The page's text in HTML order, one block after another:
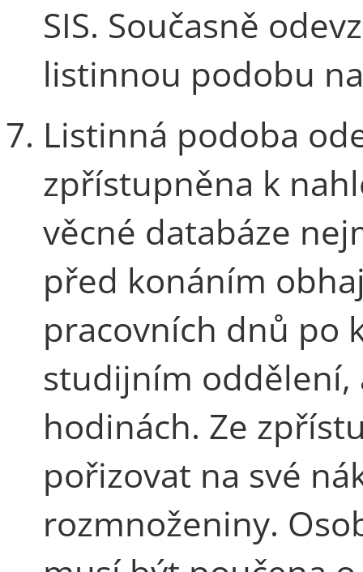
SIS. Současně
listinnou podobu
Listinná podoba
zpřístupněna k
věcné databáze
před konáním
pracovních dnů po
studijním oddělení,
hodinách. Ze
pořizovat na své
rozmnoženiny.